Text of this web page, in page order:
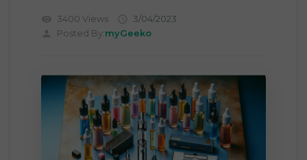
visibility 3400 Views 
3/04/2023
person
Posted By:myGeeko